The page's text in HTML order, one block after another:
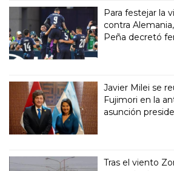
Para festejar la
contra
Peña decretó
Javier Milei se
Fujimori en la
asunción
Tras el viento